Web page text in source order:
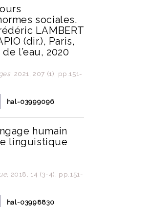
sociales.
LAMBERT
(dir.), Paris,
l’eau, 2020
, 2021, 207 (1), pp.151-
hal-03999096
humain
linguistique
, 2018, 14 (3-4), pp.151-
hal-03998830